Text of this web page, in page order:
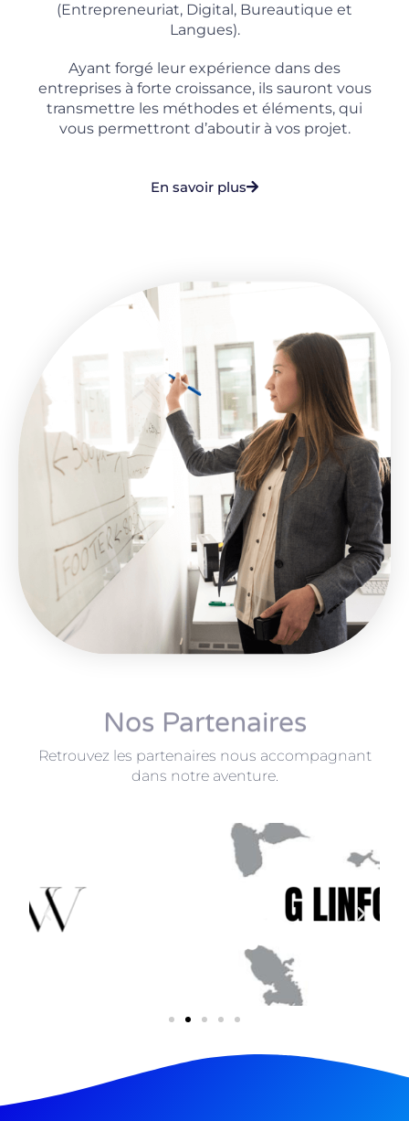
(Entrepreneuriat, Digital, Bureautique et
Langues).
Ayant forgé leur expérience dans des
entreprises à forte croissance, ils sauront vous
transmettre les méthodes et éléments, qui
vous permettront d’aboutir à vos projet.
En savoir plus
Nos Partenaires
Retrouvez les partenaires nous accompagnant
dans notre aventure.